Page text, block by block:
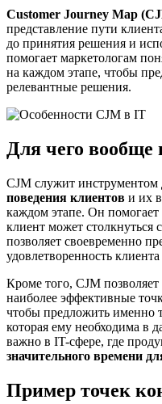
Customer Journey Map
представление пути
до принятия решения и
помогает маркетологам
на каждом этапе, чтобы
релевантные решения.
Для чего
CJM служит инструментом
поведения клиентов и их
каждом этапе. Он
клиент может столкнуться
позволяет своевременно
удовлетворенность
Кроме того, CJM
наиболее эффективные
чтобы предложить именно
которая ему необходима в
важно в IT-сфере, где
значительного времени
Пример точек